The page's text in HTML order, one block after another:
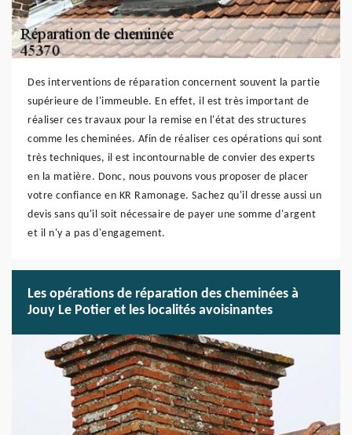
Des interventions de réparation concernent souvent la partie
supérieure de l'immeuble. En effet, il est très important de
réaliser ces travaux pour la remise en l'état des structures
comme les cheminées. Afin de réaliser ces opérations qui sont
très techniques, il est incontournable de convier des experts
en la matière. Donc, nous pouvons vous proposer de placer
votre confiance en KR Ramonage. Sachez qu'il dresse aussi un
devis sans qu'il soit nécessaire de payer une somme d'argent
et il n'y a pas d'engagement.
Les opérations de réparation des cheminées à
Jouy Le Potier et les localités avoisinantes